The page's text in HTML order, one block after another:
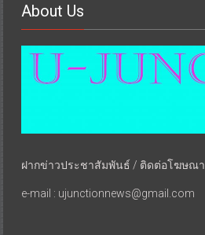
About Us
ฝากข่าวประชาสัมพันธ์ / ติดต่อโฆษณา
e-mail : ujunctionnews@gmail.com